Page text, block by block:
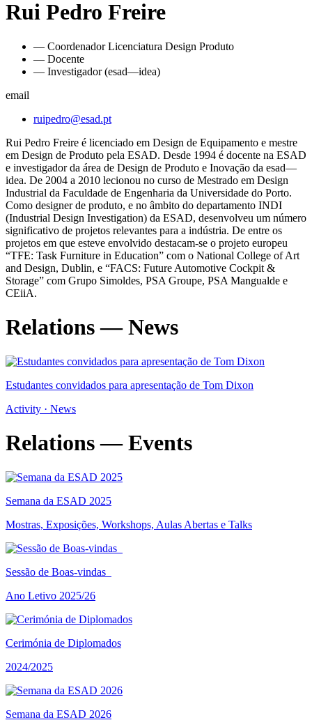
Rui Pedro Freire
— Coordenador Licenciatura Design Produto
— Docente
— Investigador (esad—idea)
email
ruipedro@esad.pt
Rui Pedro Freire é licenciado em Design de Equipamento e mestre
em Design de Produto pela ESAD. Desde 1994 é docente na ESAD
e investigador da área de Design de Produto e Inovação da esad—
idea. De 2004 a 2010 lecionou no curso de Mestrado em Design
Industrial da Faculdade de Engenharia da Universidade do Porto.
Como designer de produto, e no âmbito do departamento INDI
(Industrial Design Investigation) da ESAD, desenvolveu um número
significativo de projetos relevantes para a indústria. De entre os
projetos em que esteve envolvido destacam-se o projeto europeu
“TFE: Task Furniture in Education” com o National College of Art
and Design, Dublin, e “FACS: Future Automotive Cockpit &
Storage” com Grupo Simoldes, PSA Groupe, PSA Mangualde e
CEiiA.
Relations — News
Estudantes convidados para apresentação de Tom Dixon
Activity · News
Relations — Events
Semana da ESAD 2025
Mostras, Exposições, Workshops, Aulas Abertas e Talks
Sessão de Boas-vindas
Ano Letivo 2025/26
Cerimónia de Diplomados
2024/2025
Semana da ESAD 2026